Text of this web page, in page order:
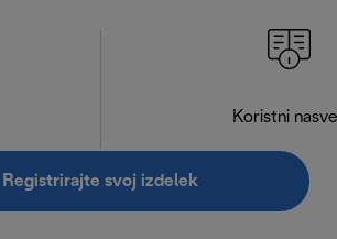
Koristni
Registrirajte svoj izdelek